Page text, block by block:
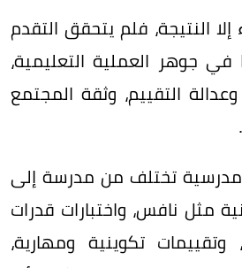
النتيجة، فلم يتحقق التقدم
في جوهر العملية التعليمية،
التقييم، وثقة المجتمع
مدرسية تختلف من مدرسة إلى
مثل نافس، واختبارات قدرات
تكوينية ومهارية،